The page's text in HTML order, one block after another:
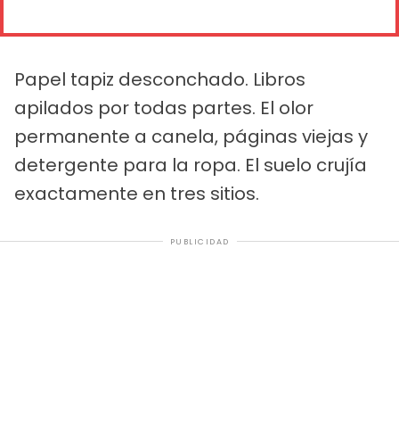
Papel tapiz desconchado. Libros
apilados por todas partes. El olor
permanente a canela, páginas viejas y
detergente para la ropa. El suelo crujía
exactamente en tres sitios.
PUBLICIDAD